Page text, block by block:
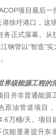
项目最后
港徐圩港口，这
务正式落幕。
钢管以“智造”
界级能源工程的
目并非普通能
原油管道项目
万桶/天。项目
仅能显著提升东